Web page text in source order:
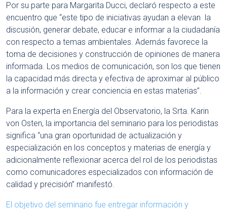
Por su parte para Margarita Ducci, declaró respecto a este
encuentro que “este tipo de iniciativas ayudan a elevan la
discusión, generar debate, educar e informar a la ciudadanía
con respecto a temas ambientales. Además favorece la
toma de decisiones y construcción de opiniones de manera
informada. Los medios de comunicación, son los que tienen
la capacidad más directa y efectiva de aproximar al público
a la información y crear conciencia en estas materias”.
Para la experta en Energía del Observatorio, la Srta. Karin
von Osten, la importancia del seminario para los periodistas
significa “una gran oportunidad de actualización y
especialización en los conceptos y materias de energía y
adicionalmente reflexionar acerca del rol de los periodistas
como comunicadores especializados con información de
calidad y precisión” manifestó.
El objetivo del seminario fue entregar información y